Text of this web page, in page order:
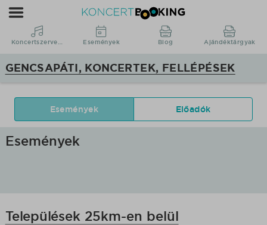
KoncertBooking
Koncertszervezés
Gencsapáti,
fellépések
Koncertszervezés Események Blog Ajándéktárgyak
GENCSAPÁTI, KONCERTEK, FELLÉPÉSEK
Események Előadók
Események
Települések 25km-en belül